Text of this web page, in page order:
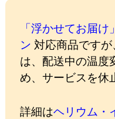
「浮かせてお届
ン 対応商品です
は、配送中の温度
め、サービスを休
詳細はヘリウム・